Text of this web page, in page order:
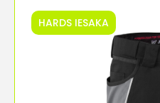
HARDS IESAKA